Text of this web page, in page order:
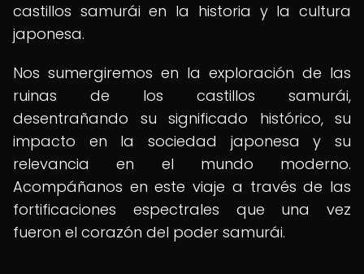
castillos samurái en la historia y la cultura
japonesa.
Nos sumergiremos en la exploración de las
ruinas de los castillos samurái,
desentrañando su significado histórico, su
impacto en la sociedad japonesa y su
relevancia en el mundo moderno.
Acompáñanos en este viaje a través de las
fortificaciones espectrales que una vez
fueron el corazón del poder samurái.